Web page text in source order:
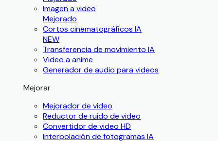
Imagen a video
Mejorado
Cortos cinematográficos IA
NEW
Transferencia de movimiento IA
Video a anime
Generador de audio para videos
Mejorar
Mejorador de video
Reductor de ruido de video
Convertidor de video HD
Interpolación de fotogramas IA